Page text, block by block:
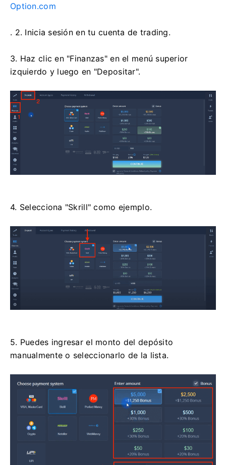
Option.com
. 2. Inicia sesión en tu cuenta de trading.
3. Haz clic en "Finanzas" en el menú superior
izquierdo y luego en "Depositar".
4. Selecciona "Skrill" como ejemplo.
5. Puedes ingresar el monto del depósito
manualmente o seleccionarlo de la lista.